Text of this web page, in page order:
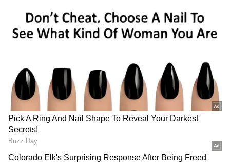
Related Articles
Zodiac Signs: లైఫ్‌లో ఎక్కువగా సక్సెస్ అయ్యే టాప్
5 రాశులు ఇవే.. మీ రాశి ఉందా?
Dream Meaning: కలలో Ex లవర్ కనిపిస్తే అర్థం